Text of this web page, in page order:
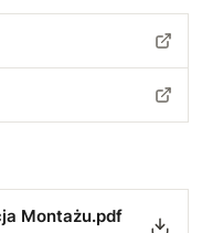
Montażu.pdf